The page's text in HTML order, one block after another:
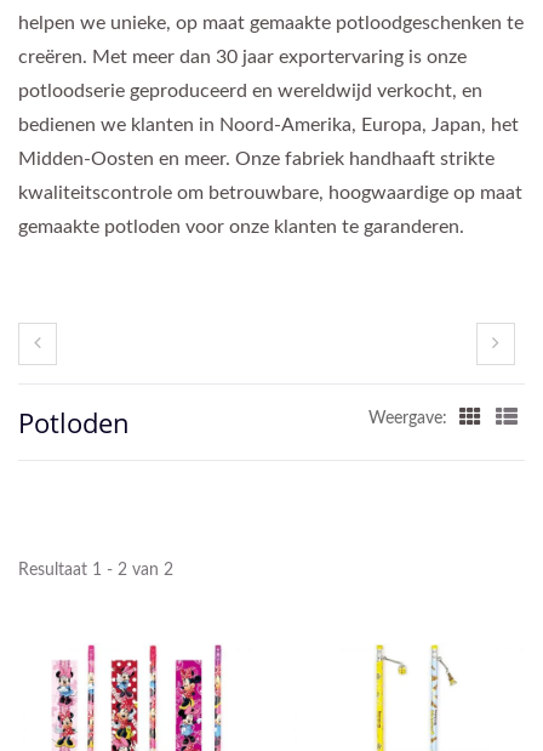
helpen we unieke, op maat gemaakte potloodgeschenken te
creëren. Met meer dan 30 jaar exportervaring is onze
potloodserie geproduceerd en wereldwijd verkocht, en
bedienen we klanten in Noord-Amerika, Europa, Japan, het
Midden-Oosten en meer. Onze fabriek handhaaft strikte
kwaliteitscontrole om betrouwbare, hoogwaardige op maat
gemaakte potloden voor onze klanten te garanderen.
Potloden Weergave:
Resultaat 1 - 2 van 2